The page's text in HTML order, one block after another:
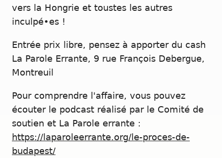
vers la Hongrie et toustes les autres
inculpé•es !
Entrée prix libre, pensez à apporter du cash
La Parole Errante, 9 rue François Debergue,
Montreuil
Pour comprendre l'affaire, vous pouvez
écouter le podcast réalisé par le Comité de
soutien et La Parole errante :
https://laparoleerrante.org/le-proces-de-
budapest/